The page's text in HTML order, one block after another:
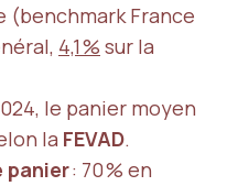
(benchmark France
4,1 % sur la
le panier moyen
la FEVAD.
panier: 70 % en